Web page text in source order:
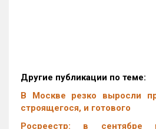
Другие публикации по теме:
В Москве резко выросли
строящегося, и готового
Росреестр: в сентябре